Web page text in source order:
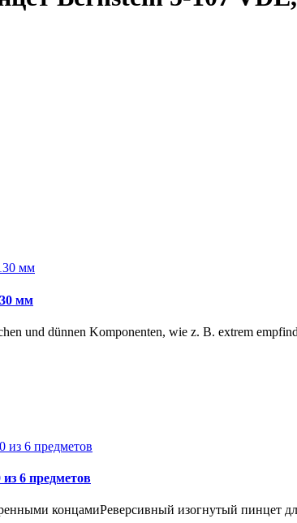
мм
und dünnen Komponenten, wie z. B. extrem
6 предметов
концамиРеверсивный изогнутый пинцет